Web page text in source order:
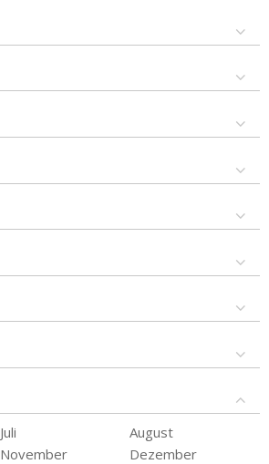
Juli
August
November Dezember